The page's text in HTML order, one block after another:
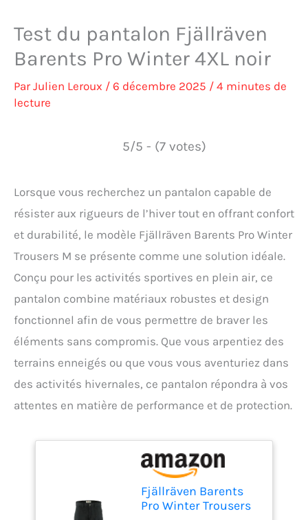
Test du pantalon Fjällräven
Barents Pro Winter 4XL noir
ParJulien Leroux / 6 décembre 2025 / 4 minutes de
lecture
5/5 - (7 votes)
Lorsque vous recherchez un pantalon capable de
résister aux rigueurs de l’hiver tout en offrant confort
et durabilité, le modèle Fjällräven Barents Pro Winter
Trousers M se présente comme une solution idéale.
Conçu pour les activités sportives en plein air, ce
pantalon combine matériaux robustes et design
fonctionnel afin de vous permettre de braver les
éléments sans compromis. Que vous arpentiez des
terrains enneigés ou que vous vous aventuriez dans
des activités hivernales, ce pantalon répondra à vos
attentes en matière de performance et de protection.
Fjällräven Barents
Pro Winter Trousers